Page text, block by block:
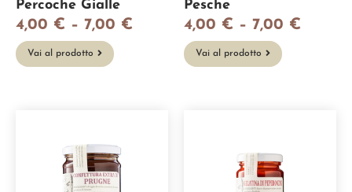
Percoche Gialle
4,00 € – 7,00 €
Vai al prodotto
Pesche
4,00 € – 7,00 €
Vai al prodotto